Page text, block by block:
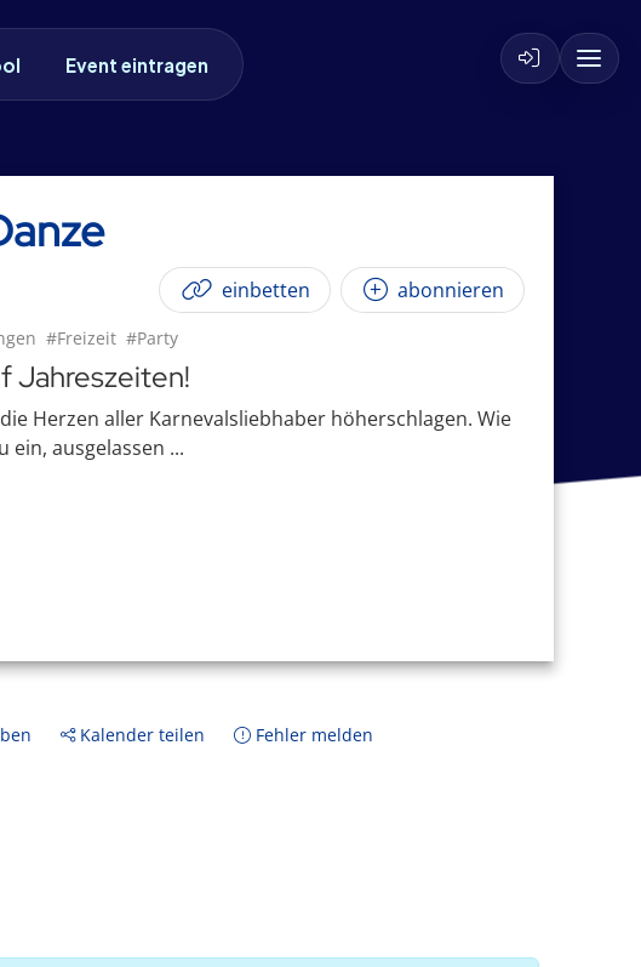
Event eintragen
einbetten abonnieren
#Freizeit #Party
Jahreszeiten!
Herzen aller Karnevalsliebhaber höherschlagen. Wie
ausgelassen ...
Kalender teilen Fehler melden